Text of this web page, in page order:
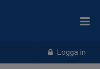
Logga in